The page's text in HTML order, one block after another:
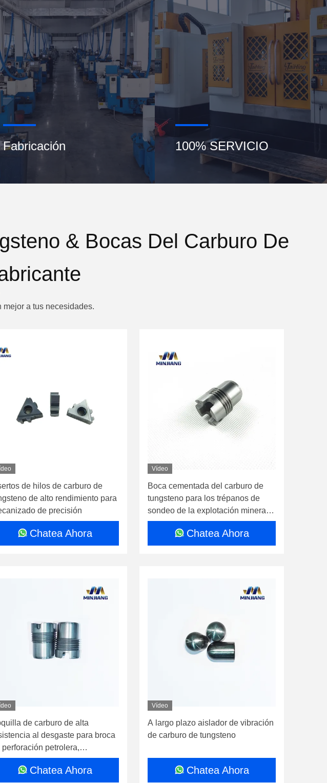
Fabricación 100% SERVICIO
& Bocas Del Carburo De
mejor a tus necesidades.
de hilos de carburo de
de alto rendimiento para
de precisión
Chatea Ahora
Vídeo
Boca cementada del carburo de
tungsteno para los trépanos de
sondeo de la explotación minera y
del campo petrolífero
Chatea Ahora
de carburo de alta
al desgaste para broca
perforación petrolera,
aceptable, hasta
MPa de resistencia a la
Chatea Ahora
Vídeo
A largo plazo aislador de vibración
de carburo de tungsteno
Chatea Ahora